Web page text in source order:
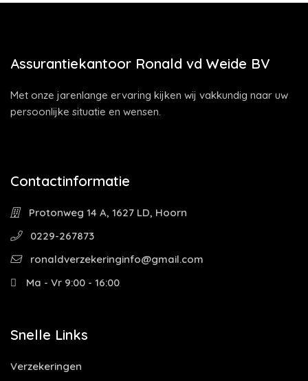
Assurantiekantoor Ronald vd Weide BV
Met onze jarenlange ervaring kijken wij vakkundig naar uw
persoonlijke situatie en wensen.
Contactinformatie
Protonweg 14 A, 1627 LD, Hoorn
0229-267873
ronaldverzekeringinfo@gmail.com
Ma - Vr 9:00 - 16:00
Snelle Links
Verzekeringen